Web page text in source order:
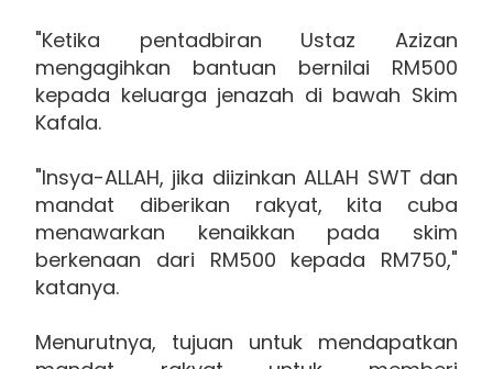
"Ketika pentadbiran Ustaz Azizan
mengagihkan bantuan bernilai RM500
kepada keluarga jenazah di bawah Skim
Kafala.
"Insya-ALLAH, jika diizinkan ALLAH SWT dan
mandat diberikan rakyat, kita cuba
menawarkan kenaikkan pada skim
berkenaan dari RM500 kepada RM750,"
katanya.
Menurutnya, tujuan untuk mendapatkan